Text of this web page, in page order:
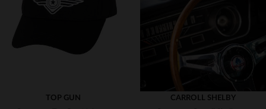
TU
TOP GUN
CARROLL SHELBY